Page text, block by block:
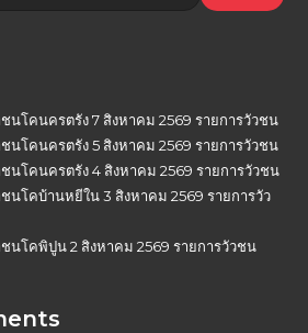
นโคนครตรัง 7 สิงหาคม 2569 รายการวัวชน
นโคนครตรัง 5 สิงหาคม 2569 รายการวัวชน
นโคนครตรัง 4 สิงหาคม 2569 รายการวัวชน
นโคบ้านหยีใน 3 สิงหาคม 2569 รายการวัว
นโคพิปูน 2 สิงหาคม 2569 รายการวัวชน